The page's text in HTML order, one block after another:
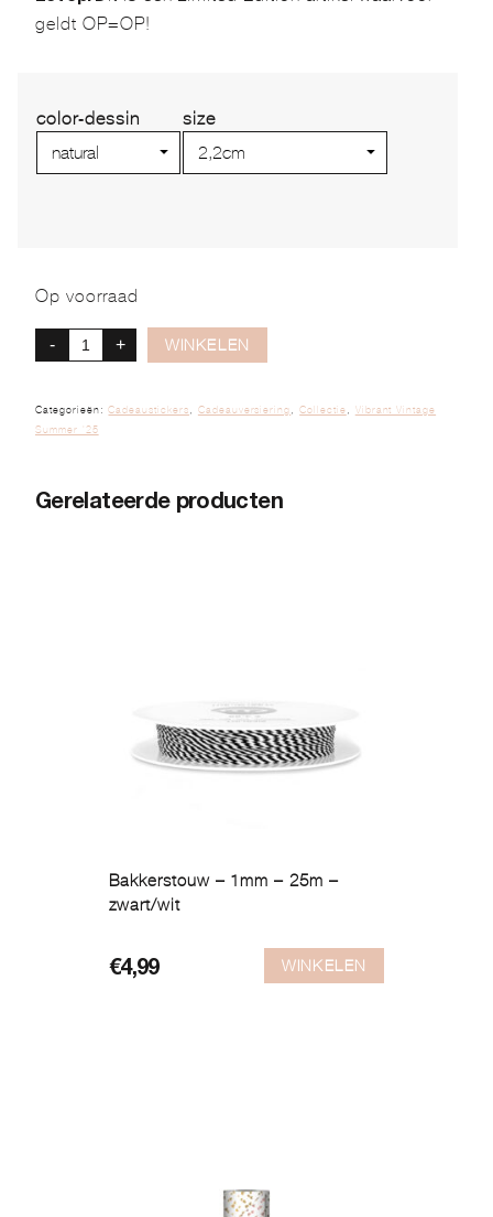
geldt OP=OP!
color-dessin size
Op voorraad
- + WINKELEN
Categorieën:Cadeaustickers Cadeauversiering ,Collectie
Vibrant Vintage
Summer '25
Gerelateerde producten
Bakkerstouw – 1mm – 25m –
zwart/wit
€4,99 WINKELEN